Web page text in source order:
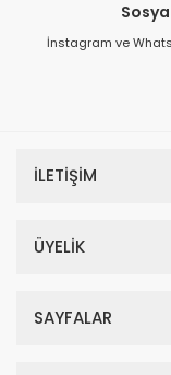
İnstagram ve
İLETİŞİM
ÜYELİK
SAYFALAR